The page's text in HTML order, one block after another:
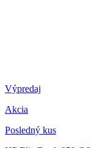
Výpredaj
Akcia
Posledný kus